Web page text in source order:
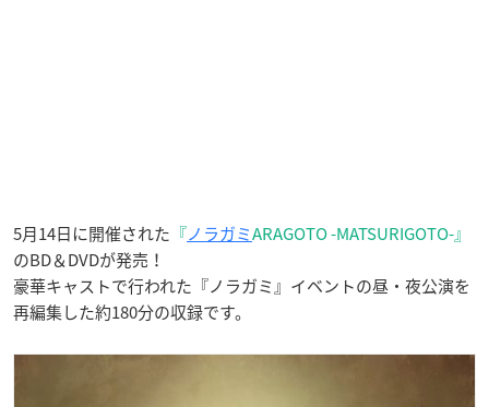
5月14日に開催された 『ノラガミARAGOTO -MATSURIGOTO-』
のBD＆DVDが発売！
豪華キャストで行われた『ノラガミ』イベントの昼・夜公演を
再編集した約180分の収録です。